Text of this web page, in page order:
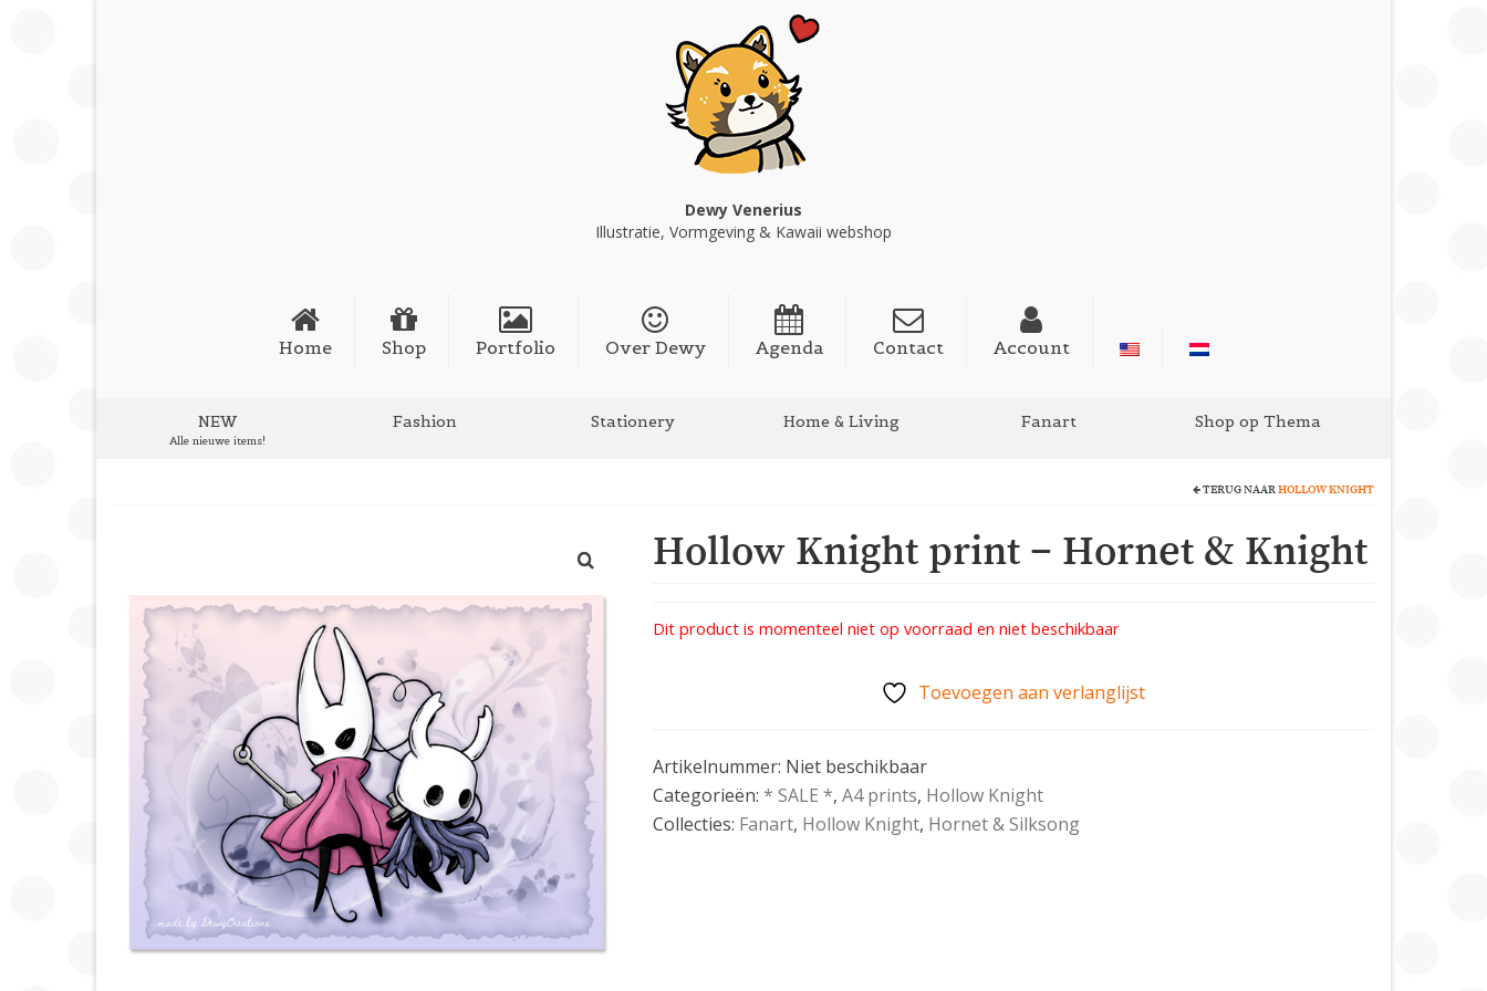
Dewy Venerius
Illustratie, Vormgeving & Kawaii webshop
Home Shop Portfolio Over Dewy Agenda Contact Account
NEW
Alle nieuwe items!
Fashion Stationery Home & Living Fanart Shop op Thema
TERUG NAAR HOLLOW KNIGHT
Hollow Knight print – Hornet & Knight
Dit product is momenteel niet op voorraad en niet beschikbaar
Toevoegen aan verlanglijst
Artikelnummer: Niet beschikbaar
Categorieën: * SALE *, A4 prints, Hollow Knight
Collecties: Fanart, Hollow Knight, Hornet & Silksong